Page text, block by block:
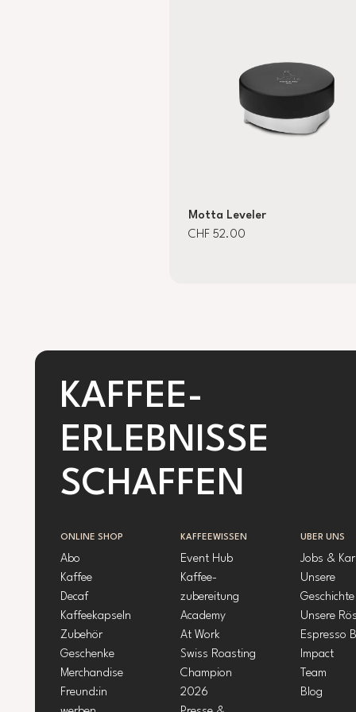
Motta Leveler
CHF 52.00
KAFFEE-
ERLEBNISSE
SCHAFFEN
ONLINE SHOP
Abo
Kaffee
Decaf
Kaffeekapseln
Zubehör
Geschenke
Merchandise
Freund:in
KAFFEEWISSEN
Event Hub
Kaffee-
zubereitung
Academy
At Work
Swiss Roasting
Champion
2026
ÜBER UNS
Jobs &
Unsere
Geschichte
Unsere
Espresso
Impact
Team
Blog